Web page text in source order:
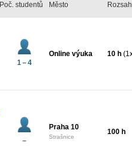
Poč. studentů Město
1 – 4
Online výuka 10 h
–
Praha 10
Strašnice
100 h